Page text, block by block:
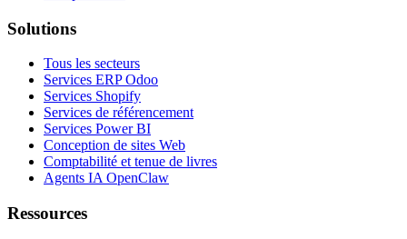
Solutions
Tous les secteurs
Services ERP Odoo
Services Shopify
Services de référencement
Services Power BI
Conception de sites Web
Comptabilité et tenue de livres
Agents IA OpenClaw
Ressources